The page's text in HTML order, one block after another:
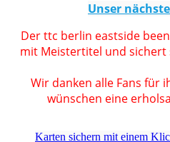
Unser
Der ttc berlin eastside
mit Meistertitel und sichert
Wir danken alle Fans für
wünschen eine
Karten sichern mit einem